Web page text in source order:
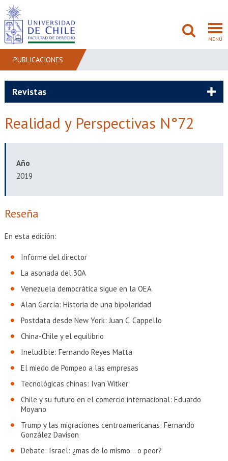
MENÚ
POSTGRADO
Académicos
Egresados
PUBLICACIONES
Revistas
Realidad y Perspectivas N°72
Año
2019
Reseña
En esta edición:
Informe del director
La asonada del 30A
Venezuela democrática sigue en la OEA
Alan García: Historia de una bipolaridad
Postdata desde New York: Juan C. Cappello
China-Chile y el equilibrio
Ineludible: Fernando Reyes Matta
El miedo de Pompeo a las empresas
Tecnológicas chinas: Ivan Witker
Chile y su futuro en el comercio internacional: Eduardo
Moyano
Trump y las migraciones centroamericanas: Fernando
González Davison
Debate: Israel: ¿mas de lo mismo... o peor?